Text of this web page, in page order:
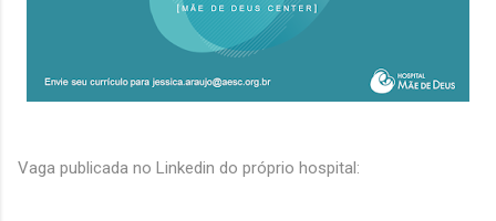
Vaga publicada no Linkedin do próprio hospital: